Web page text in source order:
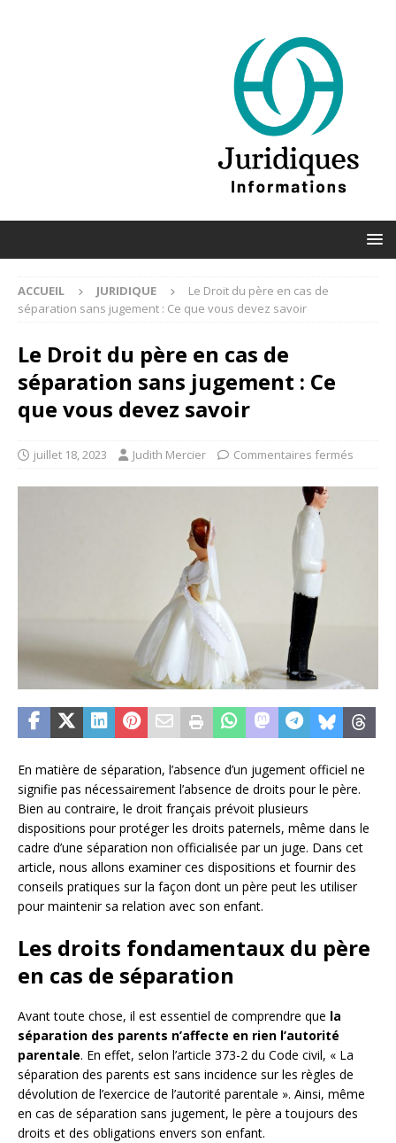
ACCUEIL JURIDIQUE
Le Droit du père en cas de
séparation sans jugement : Ce que vous devez savoir
Le Droit du père en cas de
séparation sans jugement : Ce
que vous devez savoir
juillet 18, 2023 Judith Mercier Commentaires fermés
En matière de séparation, l’absence d’un jugement officiel ne
signifie pas nécessairement l’absence de droits pour le père.
Bien au contraire, le droit français prévoit plusieurs
dispositions pour protéger les droits paternels, même dans le
cadre d’une séparation non officialisée par un juge. Dans cet
article, nous allons examiner ces dispositions et fournir des
conseils pratiques sur la façon dont un père peut les utiliser
pour maintenir sa relation avec son enfant.
Les droits fondamentaux du père
en cas de séparation
Avant toute chose, il est essentiel de comprendre que la
séparation des parents n’affecte en rien l’autorité
parentale. En effet, selon l’article 373-2 du Code civil, « La
séparation des parents est sans incidence sur les règles de
dévolution de l’exercice de l’autorité parentale ». Ainsi, même
en cas de séparation sans jugement, le père a toujours des
droits et des obligations envers son enfant.